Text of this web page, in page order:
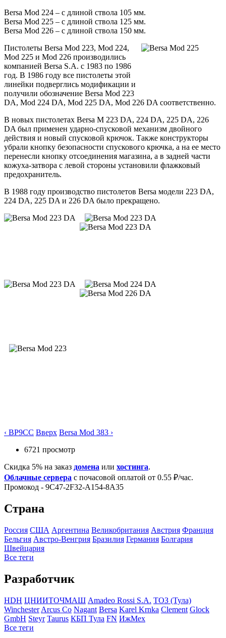
Bersa Mod 224 – с длиной ствола 105 мм.
Bersa Mod 225 – с длиной ствола 125 мм.
Bersa Mod 226 – с длиной ствола 150 мм.
Пистолеты Bersa Mod 223, Mod 224,
Mod 225 и Mod 226 производились
компанией Bersa S.A. с 1983 по 1986
год. В 1986 году все пистолеты этой
линейки подверглись модификации и
получили обозначение Bersa Mod 223
DA, Mod 224 DA, Mod 225 DA, Mod 226 DA соответственно.
В новых пистолетах Bersa M 223 DA, 224 DA, 225 DA, 226
DA был применен ударно-спусковой механизм двойного
действия и новый спусковой крючок. Также конструкторы
убрали кнопку безопасности спускового крючка, а на ее место
перенесли кнопку отсоединения магазина, а в задней части
кожуха-затвора с левой стороны установили флажковый
предохранитель.
В 1988 году производство пистолетов Bersa модели 223 DA,
224 DA, 225 DA и 226 DA было прекращено.
‹ BP9CC Вверх Bersa Mod 383 ›
6721 просмотр
Скидка 5% на заказ домена или хостинга.
Облачные сервера с почасовой оплатой от 0.55 ₽/час.
Промокод - 9C47-2F32-A154-8A35
Страна
Росcия США Аргентина Великобритания Австрия Франция
Бельгия Австро-Венгрия Бразилия Германия Болгария
Швейцария
Все теги
Разработчик
HDH ЦНИИТОЧМАШ Amadeo Rossi S.A. ТОЗ (Тула)
Winchester Arcus Co Nagant Bersa Karel Krnka Clement Glock
GmbH Steyr Taurus КБП Тула FN ИжМех
Все теги